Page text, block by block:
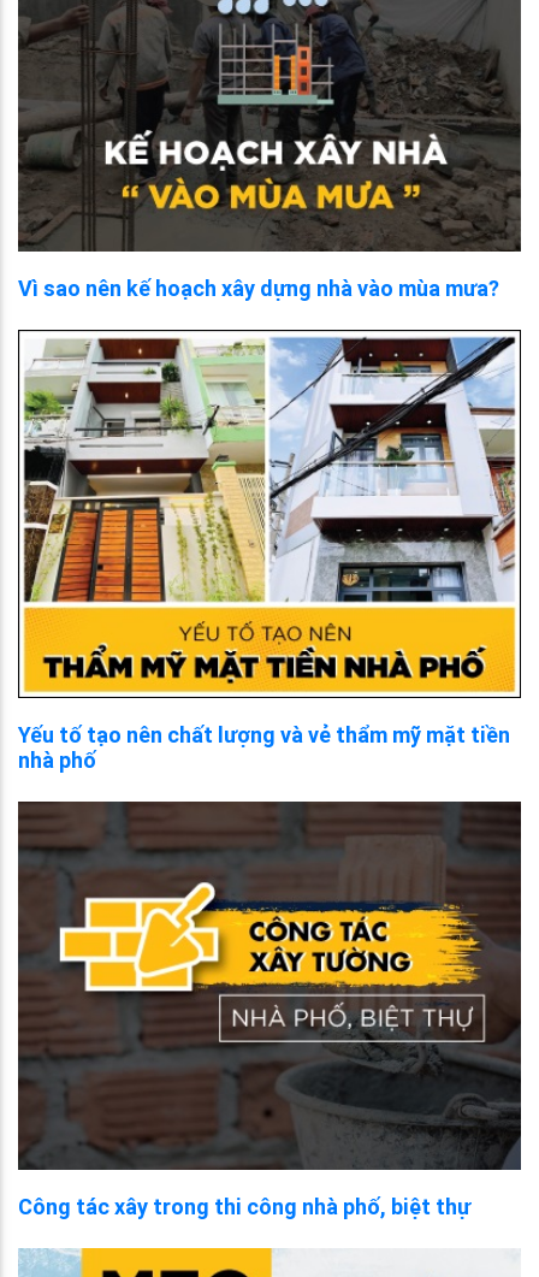
Vì sao nên kế hoạch xây dựng nhà vào mùa mưa?
Yếu tố tạo nên chất lượng và vẻ thẩm mỹ mặt tiền
nhà phố
Công tác xây trong thi công nhà phố, biệt thự